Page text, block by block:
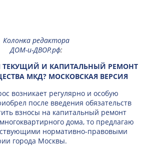
Колонка редактора
ДОМ-и-ДВОР.рф:
ТЕКУЩИЙ И КАПИТАЛЬНЫЙ РЕМОНТ
МКД? МОСКОВСКАЯ ВЕРСИЯ
возникает регулярно и особую
после введения обязательств
взносы на капитальный ремонт
дома, то предлагаю
нормативно-правовыми
города Москвы.